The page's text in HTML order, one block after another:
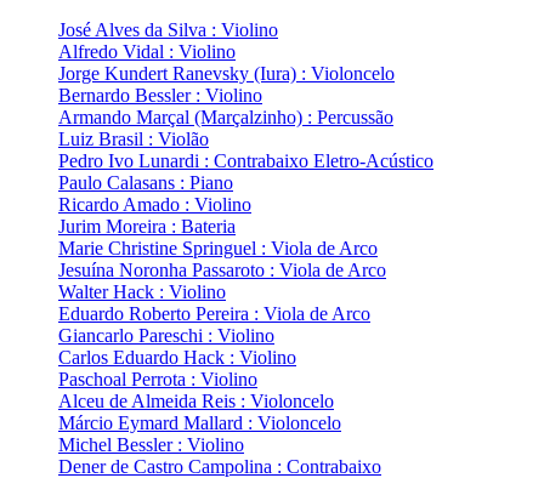
José Alves da Silva : Violino
Alfredo Vidal : Violino
Jorge Kundert Ranevsky (Iura) : Violoncelo
Bernardo Bessler : Violino
Armando Marçal (Marçalzinho) : Percussão
Luiz Brasil : Violão
Pedro Ivo Lunardi : Contrabaixo Eletro-Acústico
Paulo Calasans : Piano
Ricardo Amado : Violino
Jurim Moreira : Bateria
Marie Christine Springuel : Viola de Arco
Jesuína Noronha Passaroto : Viola de Arco
Walter Hack : Violino
Eduardo Roberto Pereira : Viola de Arco
Giancarlo Pareschi : Violino
Carlos Eduardo Hack : Violino
Paschoal Perrota : Violino
Alceu de Almeida Reis : Violoncelo
Márcio Eymard Mallard : Violoncelo
Michel Bessler : Violino
Dener de Castro Campolina : Contrabaixo